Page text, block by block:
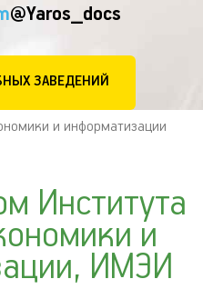
@Yaros_docs
ЗАВЕДЕНИЙ
и информатизации
Института
и
ИМЭИ